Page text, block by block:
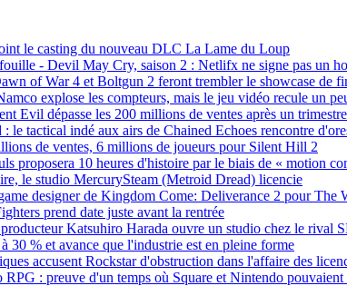
le casting du nouveau DLC La Lame du Loup
- Devil May Cry, saison 2 : Netlifx ne signe pas un
of War 4 et Boltgun 2 feront trembler le showcase de
explose les compteurs, mais le jeu vidéo recule un
Evil dépasse les 200 millions de ventes après un
le tactical indé aux airs de Chained Echoes rencontre
de ventes, 6 millions de joueurs pour Silent Hill 2
proposera 10 heures d'histoire par le biais de « motion
le studio MercurySteam (Metroid Dread) licencie
designer de Kingdom Come: Deliverance 2 pour The
prend date juste avant la rentrée
Katsuhiro Harada ouvre un studio chez le rival
30 % et avance que l'industrie est en pleine forme
accusent Rockstar d'obstruction dans l'affaire des
: preuve d'un temps où Square et Nintendo pouvaient